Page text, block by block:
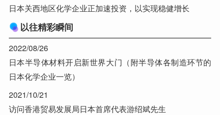
日本关西地区化学企业正加速投资，以实现稳健增长
以往精彩瞬间
2022/08/26
日本半导体材料开启新世界大门（附半导体各制造环节的
日本化学企业一览）
2021/10/21
访问香港贸易发展局日本首席代表游绍斌先生